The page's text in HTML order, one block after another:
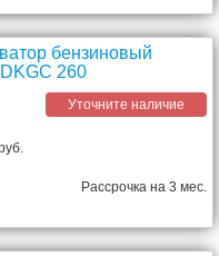
бензиновый
260
Уточните наличие
Рассрочка на 3 мес.